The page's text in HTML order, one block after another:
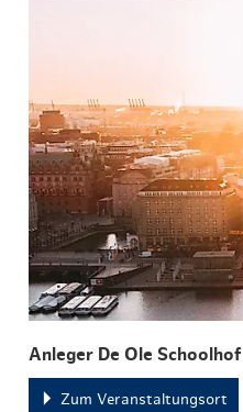
Anleger De Ole Schoolhof
Zum Veranstaltungsort